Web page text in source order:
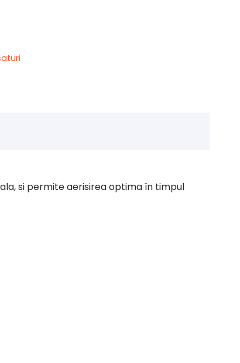
si permite aerisirea optima în timpul